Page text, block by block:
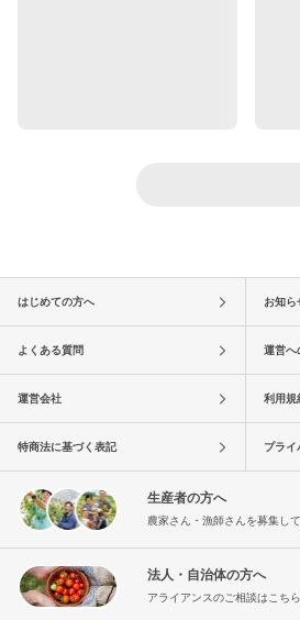
はじめての方へ お知ら
よくある質問 運営へ
運営会社 利用規
特商法に基づく表記 プライ
生産者の方へ
農家さん・漁師さんを募集し
法人・自治体の方へ
アライアンスのご相談はこち